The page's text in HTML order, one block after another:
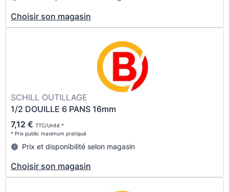
Choisir son magasin
SCHILL OUTILLAGE
1/2 DOUILLE 6 PANS 16mm
7,12 € TTC/Unité *
* Prix public maximum pratiqué
Prix et disponibilité selon magasin
Choisir son magasin